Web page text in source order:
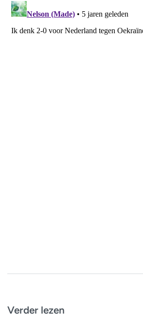
Verder lezen